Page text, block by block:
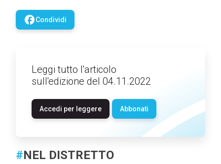
facebookCondividi
Leggi tutto l'articolo
sull'edizione del 04.11.2022
Accedi per leggere Abbonati
#NEL DISTRETTO